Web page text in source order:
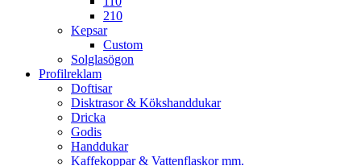
210
Kepsar
Custom
Solglasögon
Profilreklam
Doftisar
Disktrasor & Kökshanddukar
Dricka
Godis
Handdukar
Kaffekoppar & Vattenflaskor mm.